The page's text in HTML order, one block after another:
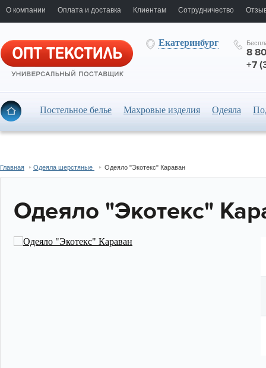
О компании Оплата и доставка Клиентам Сотрудничество
Екатеринбург
8
+7
Постельное белье Махровые изделия Одеяла
Главная Одеяла шерстяные Одеяло "Экотекс" Караван
Одеяло "Экотекс"